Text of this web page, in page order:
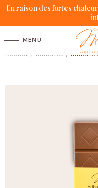
En raison des fortes
MENU
Accueil / Tablettes /